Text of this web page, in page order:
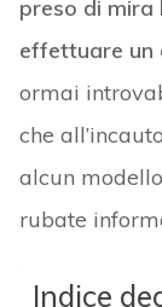
preso di mira
effettuare un
ormai
che
alcun
rubate
Indice